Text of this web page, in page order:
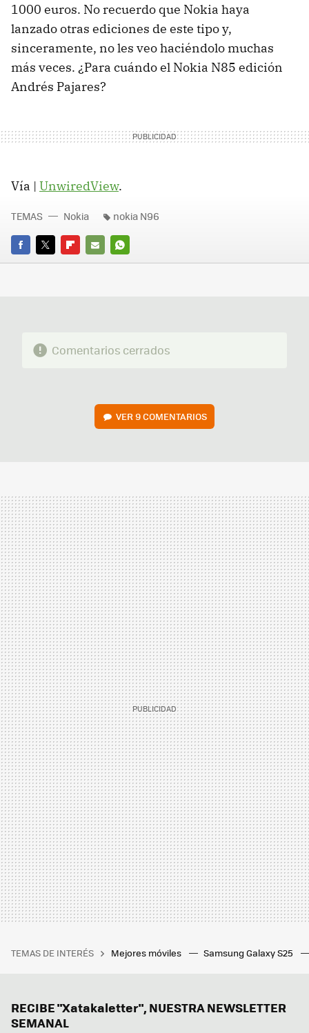
1000 euros. No recuerdo que Nokia haya
lanzado otras ediciones de este tipo y,
sinceramente, no les veo haciéndolo muchas
más veces. ¿Para cuándo el Nokia N85 edición
Andrés Pajares?
Vía | UnwiredView.
FACEBOOK
TWITTERFLIPBOARD
E-
WHATSAPP
TEMAS Nokia nokia N96
Comentarios cerrados
VER9 COMENTARIOS
TEMAS DE INTERÉS Mejores móviles Samsung Galaxy S25
RECIBE "Xatakaletter", NUESTRA NEWSLETTER
SEMANAL